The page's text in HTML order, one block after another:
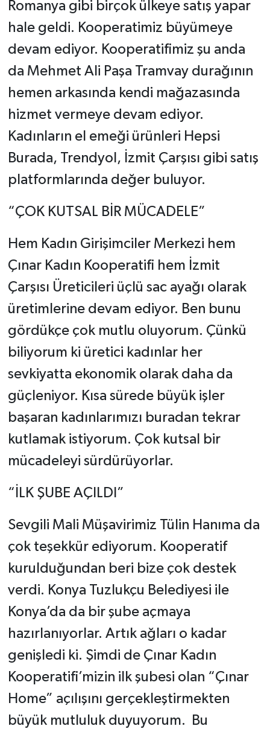
Romanya gibi birçok ülkeye satış yapar
hale geldi. Kooperatimiz büyümeye
devam ediyor. Kooperatifimiz şu anda
da Mehmet Ali Paşa Tramvay durağının
hemen arkasında kendi mağazasında
hizmet vermeye devam ediyor.
Kadınların el emeği ürünleri Hepsi
Burada, Trendyol, İzmit Çarşısı gibi satış
platformlarında değer buluyor.
“ÇOK KUTSAL BİR MÜCADELE”
Hem Kadın Girişimciler Merkezi hem
Çınar Kadın Kooperatifi hem İzmit
Çarşısı Üreticileri üçlü sac ayağı olarak
üretimlerine devam ediyor. Ben bunu
gördükçe çok mutlu oluyorum. Çünkü
biliyorum ki üretici kadınlar her
sevkiyatta ekonomik olarak daha da
güçleniyor. Kısa sürede büyük işler
başaran kadınlarımızı buradan tekrar
kutlamak istiyorum. Çok kutsal bir
mücadeleyi sürdürüyorlar.
“İLK ŞUBE AÇILDI”
Sevgili Mali Müşavirimiz Tülin Hanıma da
çok teşekkür ediyorum. Kooperatif
kurulduğundan beri bize çok destek
verdi. Konya Tuzlukçu Belediyesi ile
Konya’da da bir şube açmaya
hazırlanıyorlar. Artık ağları o kadar
genişledi ki. Şimdi de Çınar Kadın
Kooperatifi’mizin ilk şubesi olan “Çınar
Home” açılışını gerçekleştirmekten
büyük mutluluk duyuyorum. Bu